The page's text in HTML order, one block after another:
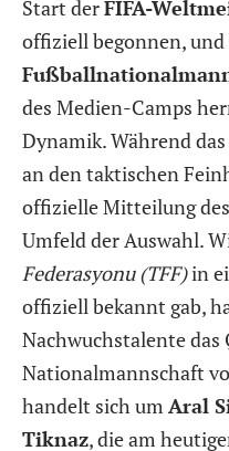
Start derFIFA-
offiziell begonnen, und
des Medien-Camps
Dynamik. Während
an den taktischen
offizielle Mitteilung
Umfeld der Auswahl.
Federasyonu (TFF)in
offiziell bekannt gab,
Nachwuchstalente das
Nationalmannschaft
handelt sich um Aral
Tiknaz, die am